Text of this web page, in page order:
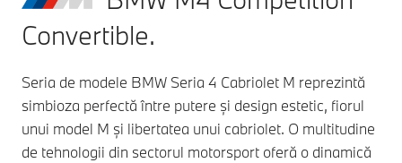
Convertible.
Seria de modele BMW Seria 4 Cabriolet M reprezintă
simbioza perfectă între putere și design estetic, fiorul
unui model M și libertatea unui cabriolet. O multitudine
de tehnologii din sectorul motorsport oferă o dinamică